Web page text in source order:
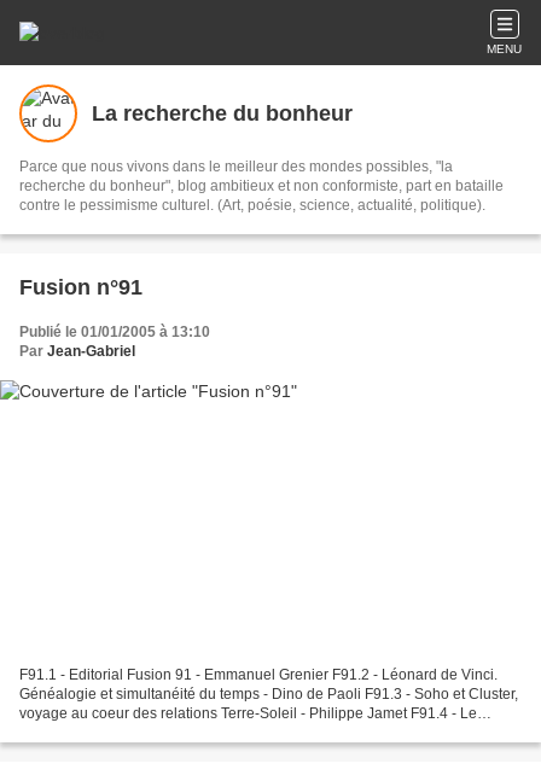
MENU
La recherche du bonheur
Parce que nous vivons dans le meilleur des mondes possibles, "la
recherche du bonheur", blog ambitieux et non conformiste, part en bataille
contre le pessimisme culturel. (Art, poésie, science, actualité, politique).
Fusion n°91
Publié le 01/01/2005 à 13:10
Par Jean-Gabriel
F91.1 - Editorial Fusion 91 - Emmanuel Grenier F91.2 - Léonard de Vinci.
Généalogie et simultanéité du temps - Dino de Paoli F91.3 - Soho et Cluster,
voyage au coeur des relations Terre-Soleil - Philippe Jamet F91.4 - Le